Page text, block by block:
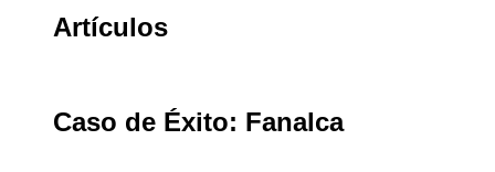
Artículos
Caso de Éxito: Fanalca